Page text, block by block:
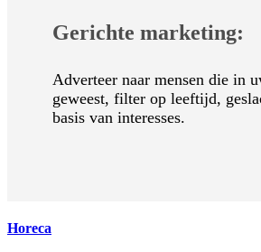
Gerichte marketing:
Adverteer naar mensen die in
geweest, filter op leeftijd,
basis van interesses.
Horeca